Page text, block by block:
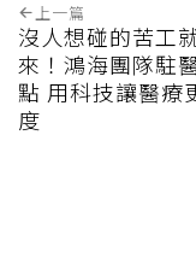
上一篇
沒人想碰的苦工
來！鴻海團隊駐
點 用科技讓醫療
度